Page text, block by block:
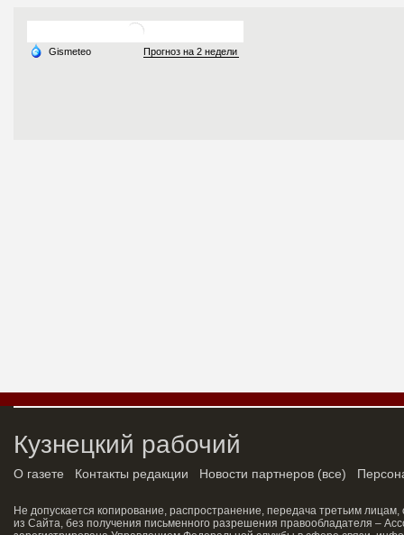
Кузнецкий рабочий
О газете Контакты редакции Новости партнеров (все)
Не допускается копирование, распространение, передача третьим
из Сайта, без получения письменного разрешения правообладателя –